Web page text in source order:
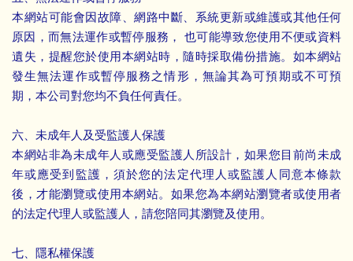
本網站可能會因故障、網路中斷、系統更新或維護或其他任何
原因，而無法運作或暫停服務， 也可能導致您使用不便或資料
遺失，提醒您於使用本網站時，隨時採取備份措施。如本網站
發生無法運作或暫停服務之情形，無論其為可預期或不可預
期，本公司對您均不負任何責任。
六、未成年人及受監護人保護
本網站非為未成年人或應受監護人所設計，如果您目前尚未成
年或應受到監護，須於您的法定代理人或監護人同意本條款
後，才能瀏覽或使用本網站。如果您為本網站瀏覽者或使用者
的法定代理人或監護人，請您陪同其瀏覽及使用。
七、隱私權保護